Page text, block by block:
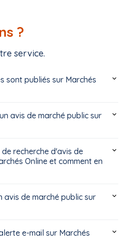
?
service.
sont publiés sur Marchés
avis de marché public sur
recherche d'avis de
Online et comment en
avis de marché public sur
e-mail sur Marchés